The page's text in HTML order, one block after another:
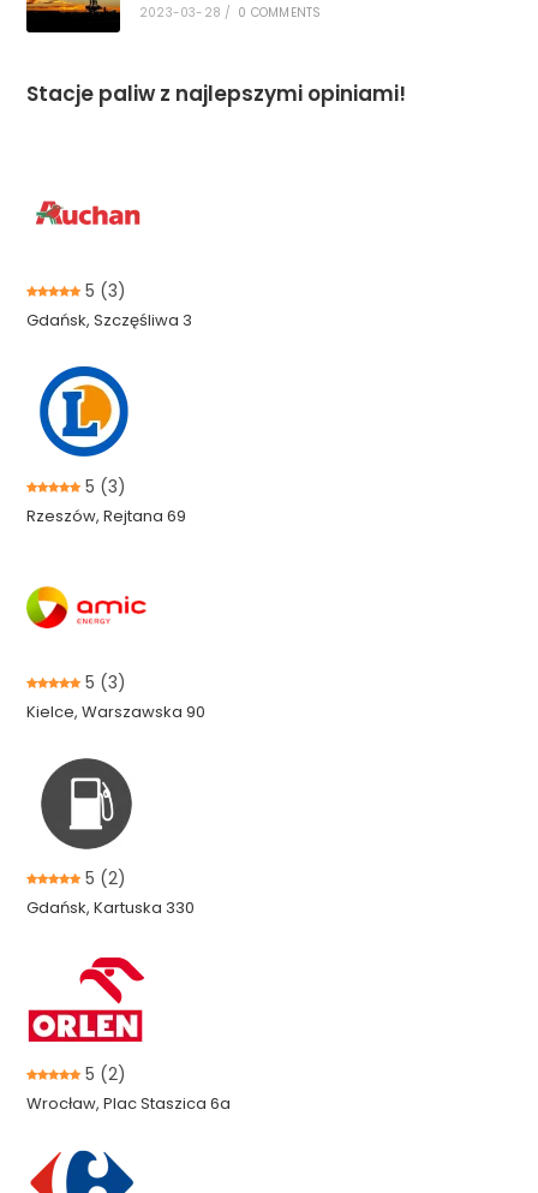
2023-03-28 / 0 COMMENTS
Stacje paliw z najlepszymi opiniami!
5 (3)
Gdańsk, Szczęśliwa 3
5 (3)
Rzeszów, Rejtana 69
5 (3)
Kielce, Warszawska 90
5 (2)
Gdańsk, Kartuska 330
5 (2)
Wrocław, Plac Staszica 6a